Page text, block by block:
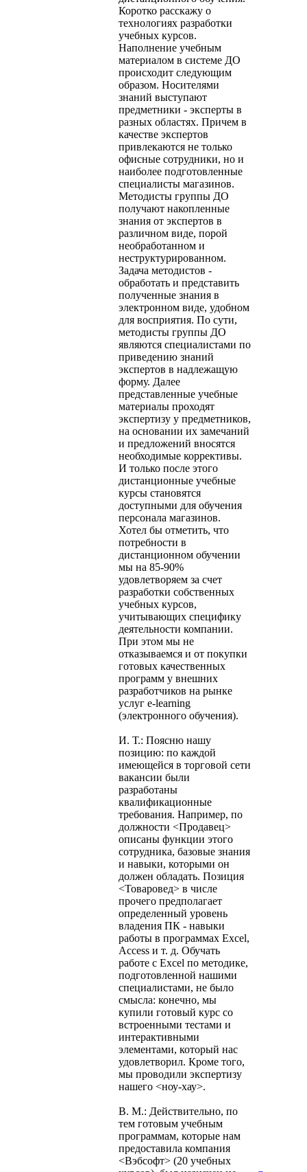
Коротко расскажу о
технологиях разработки
учебных курсов.
Наполнение учебным
материалом в системе ДО
происходит следующим
образом. Носителями
знаний выступают
предметники - эксперты в
разных областях. Причем в
качестве экспертов
привлекаются не только
офисные сотрудники, но и
наиболее подготовленные
специалисты магазинов.
Методисты группы ДО
получают накопленные
знания от экспертов в
различном виде, порой
необработанном и
неструктурированном.
Задача методистов -
обработать и представить
полученные знания в
электронном виде, удобном
для восприятия. По сути,
методисты группы ДО
являются специалистами по
приведению знаний
экспертов в надлежащую
форму. Далее
представленные учебные
материалы проходят
экспертизу у предметников,
на основании их замечаний
и предложений вносятся
необходимые коррективы.
И только после этого
дистанционные учебные
курсы становятся
доступными для обучения
персонала магазинов.
Хотел бы отметить, что
потребности в
дистанционном обучении
мы на 85-90%
удовлетворяем за счет
разработки собственных
учебных курсов,
учитывающих специфику
деятельности компании.
При этом мы не
отказываемся и от покупки
готовых качественных
программ у внешних
разработчиков на рынке
услуг e-learning
(электронного обучения).
И. Т.: Поясню нашу
позицию: по каждой
имеющейся в торговой сети
вакансии были
разработаны
квалификационные
требования. Например, по
должности <Продавец>
описаны функции этого
сотрудника, базовые знания
и навыки, которыми он
должен обладать. Позиция
<Товаровед> в числе
прочего предполагает
определенный уровень
владения ПК - навыки
работы в программах Excel,
Access и т. д. Обучать
работе с Excel по методике,
подготовленной нашими
специалистами, не было
смысла: конечно, мы
купили готовый курс со
встроенными тестами и
интерактивными
элементами, который нас
удовлетворил. Кроме того,
мы проводили экспертизу
нашего <ноу-хау>.
В. М.: Действительно, по
тем готовым учебным
программам, которые нам
предоставила компания
<Вэбсофт> (20 учебных